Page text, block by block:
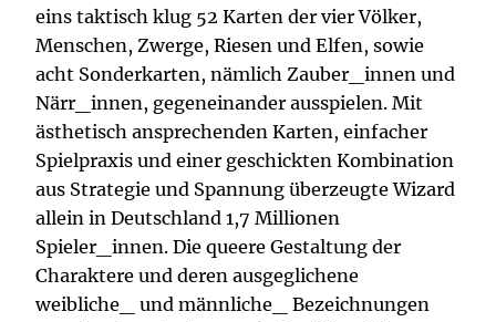
eins taktisch klug 52 Karten der vier Völker,
Menschen, Zwerge, Riesen und Elfen, sowie
acht Sonderkarten, nämlich Zauber_innen und
Närr_innen, gegeneinander ausspielen. Mit
ästhetisch ansprechenden Karten, einfacher
Spielpraxis und einer geschickten Kombination
aus Strategie und Spannung überzeugte Wizard
allein in Deutschland 1,7 Millionen
Spieler_innen. Die queere Gestaltung der
Charaktere und deren ausgeglichene
weibliche_ und männliche_ Bezeichnungen